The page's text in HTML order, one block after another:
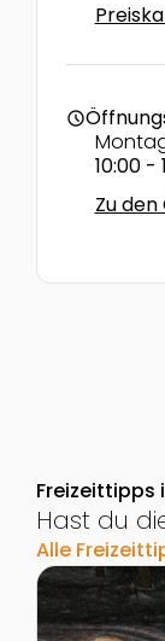
schedule
10:00 -
Zu
Freizeittipps
Hast du
Alle
Zur